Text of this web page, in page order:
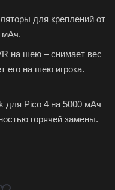
для креплений от
мАч.
на шею – снимает вес
его на шею игрока.
для Pico 4 на 5000 мАч
горячей замены.